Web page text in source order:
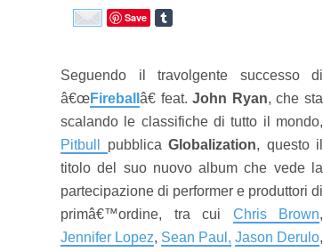
Save
Seguendo il travolgente successo di
â€œFireball â€ feat.John Ryan, che sta
scalando le classifiche di tutto il mondo,
Pitbull pubblica Globalization, questo il
titolo del suo nuovo album che vede la
partecipazione di performer e produttori di
primâ€™ordine, tra cui Chris Brown,
Jennifer Lopez, Sean Paul, Jason Derulo,